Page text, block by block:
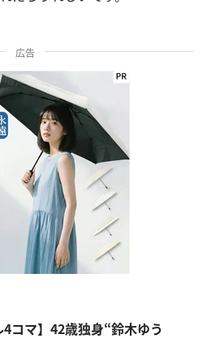
広告
コマ】42歳独身“鈴木ゆう